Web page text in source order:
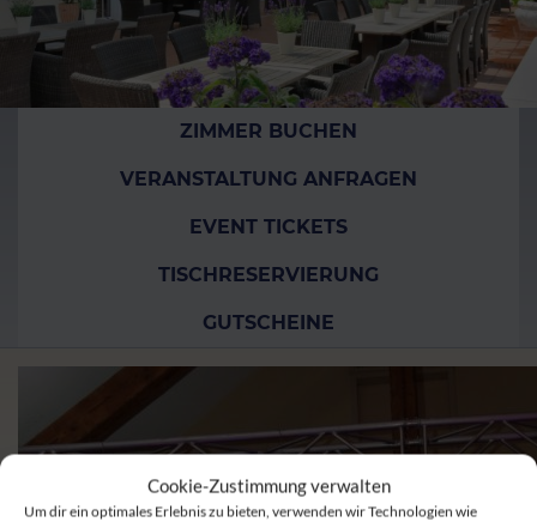
Cookie-Zustimmung verwalten
Um dir ein optimales Erlebnis zu bieten, verwenden wir Technologien wie
ZIMMER BUCHEN
VERANSTALTUNG ANFRAGEN
EVENT TICKETS
TISCHRESERVIERUNG
GUTSCHEINE